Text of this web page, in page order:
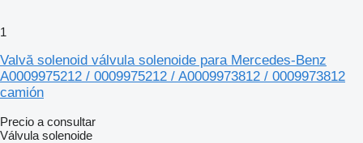
1
Valvă solenoid válvula solenoide para Mercedes-Benz
A0009975212 / 0009975212 / A0009973812 / 0009973812
camión
Precio a consultar
Válvula solenoide